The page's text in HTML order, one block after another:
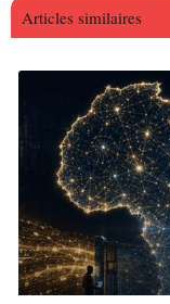
Articles similaires